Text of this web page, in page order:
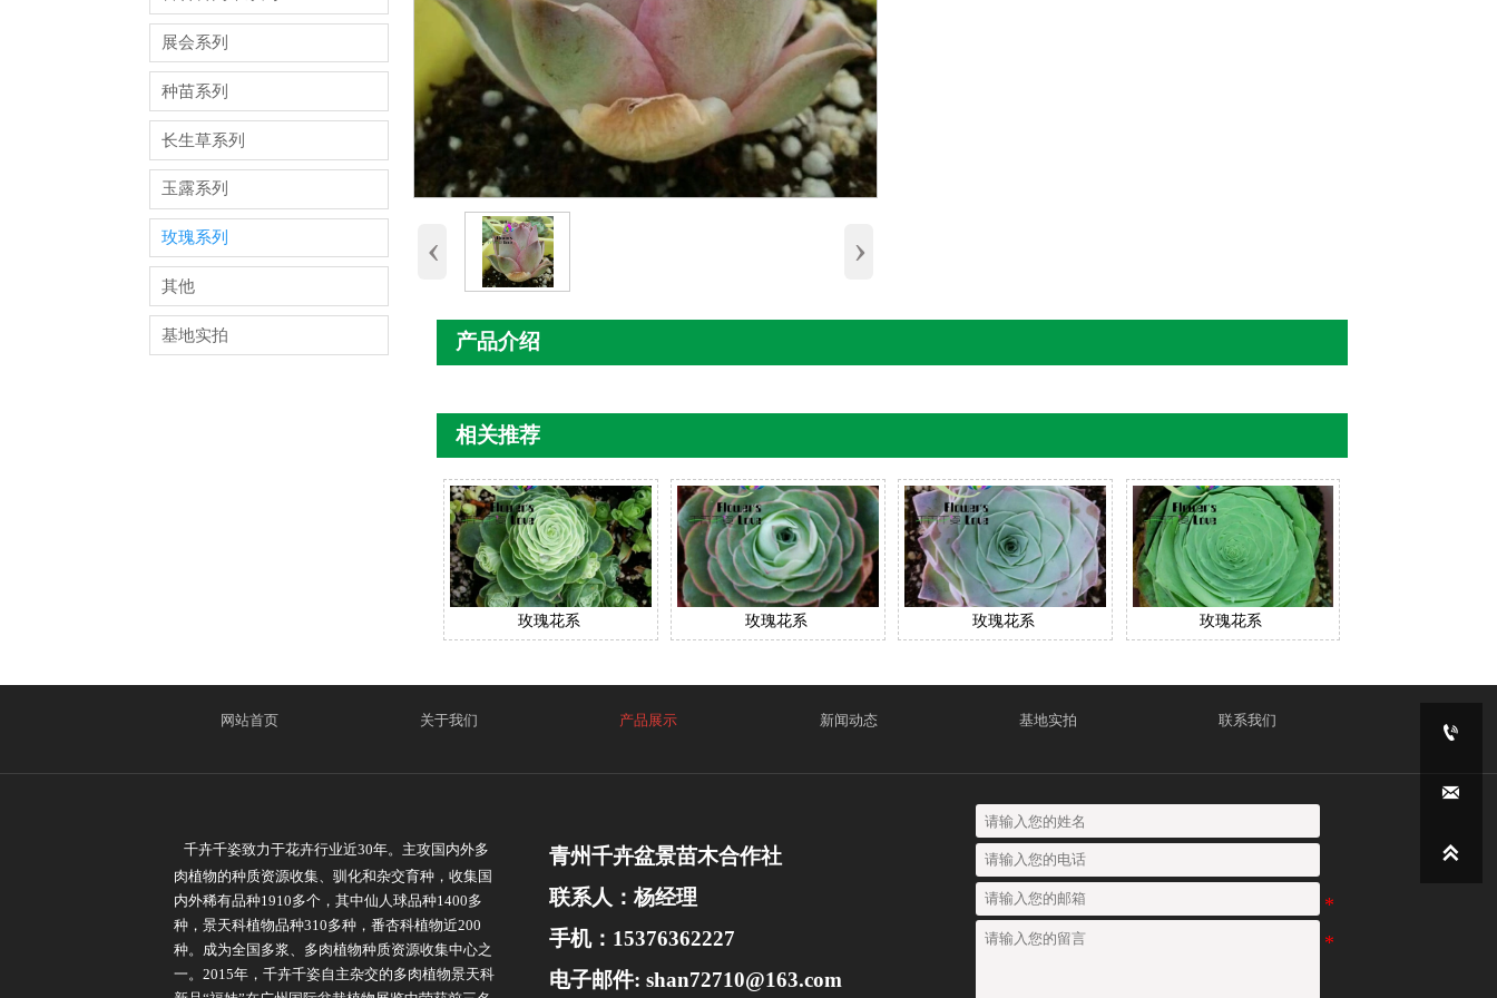
展会系列
种苗系列
长生草系列
玉露系列
玫瑰系列
其他
基地实拍
‹ ›
产品介绍
相关推荐
玫瑰花系 玫瑰花系 玫瑰花系 玫瑰花系
网站首页 关于我们 产品展示 新闻动态 基地实拍 联系我们
千卉千姿致力于花卉行业近30年。主攻国内外多
肉植物的种质资源收集、驯化和杂交育种，收集国
内外稀有品种1910多个，其中仙人球品种1400多
种，景天科植物品种310多种，番杏科植物近200
种。成为全国多浆、多肉植物种质资源收集中心之
一。2015年，千卉千姿自主杂交的多肉植物景天科
青州千卉盆景苗木合作社
联系人：杨经理
手机：15376362227
电子邮件: shan72710@163.com


